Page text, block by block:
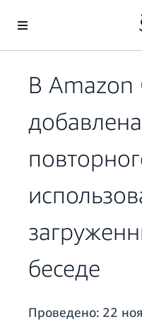
Перейти к главному контенту
В Amazon
беседе
Проведено: 22